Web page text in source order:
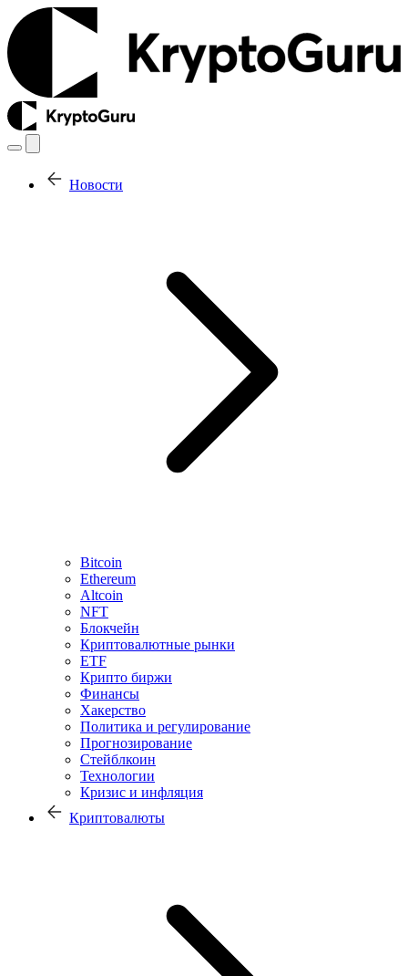
Новости
Bitcoin
Ethereum
Altcoin
NFT
Блокчейн
Криптовалютные рынки
ETF
Крипто биржи
Финансы
Хакерство
Политика и регулирование
Прогнозирование
Стейблкоин
Технологии
Кризис и инфляция
Криптовалюты